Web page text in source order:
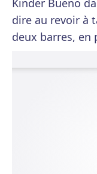
Kinder Bueno
dire au revoir à
deux barres, en